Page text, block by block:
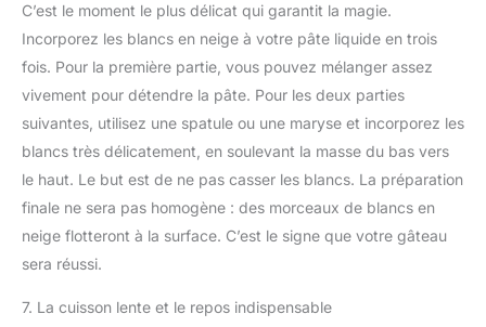
C’est le moment le plus délicat qui garantit la magie.
Incorporez les blancs en neige à votre pâte liquide en trois
fois. Pour la première partie, vous pouvez mélanger assez
vivement pour détendre la pâte. Pour les deux parties
suivantes, utilisez une spatule ou une maryse et incorporez les
blancs très délicatement, en soulevant la masse du bas vers
le haut. Le but est de ne pas casser les blancs. La préparation
finale ne sera pas homogène : des morceaux de blancs en
neige flotteront à la surface. C’est le signe que votre gâteau
sera réussi.
7. La cuisson lente et le repos indispensable